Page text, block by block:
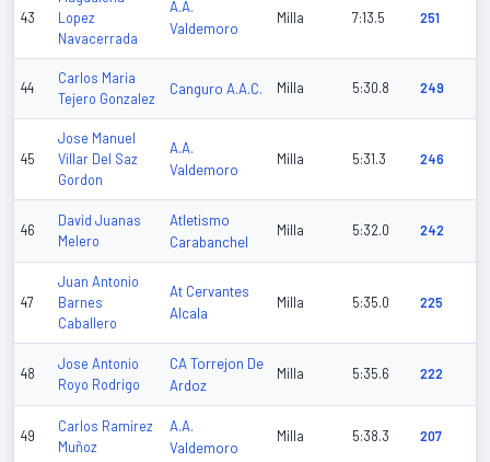
43
Lopez
Navacerrada
A.A.
Valdemoro
Milla 7:13.5 251
44
Carlos Maria
Tejero Gonzalez
Canguro A.A.C. Milla 5:30.8 249
45
Jose Manuel
Villar Del Saz
Gordon
A.A.
Valdemoro
Milla 5:31.3 246
46
David Juanas
Melero
Atletismo
Carabanchel
Milla 5:32.0 242
47
Juan Antonio
Barnes
Caballero
At Cervantes
Alcala
Milla 5:35.0 225
48
Jose Antonio
Royo Rodrigo
CA Torrejon De
Ardoz
Milla 5:35.6 222
49
Carlos Ramirez
Muñoz
A.A.
Valdemoro
Milla 5:38.3 207